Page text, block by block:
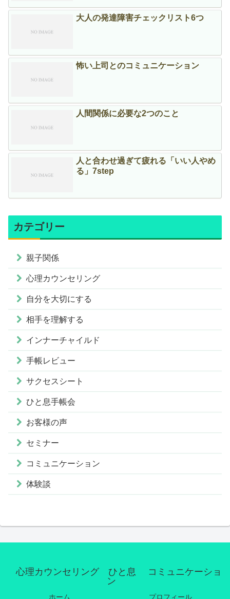
大人の発達障害チェックリスト6つ
怖い上司とのコミュニケーション
人間関係に必要な2つのこと
人と合わせ過ぎて疲れる「いい人やめ
る」7step
カテゴリー
親子関係
心理カウンセリング
自分を大切にする
相手を理解する
インナーチャイルド
手帳レビュー
サクセスシート
ひと息手帳会
お客様の声
セミナー
コミュニケーション
体験談
心理カウンセリング ひと息 コミュニケーショ
ン
ホーム プロフィール